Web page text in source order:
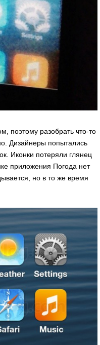
поэтому разобрать что-то
Дизайнеры попытались
Иконки потеряли глянец
приложения Погода нет
но в то же время